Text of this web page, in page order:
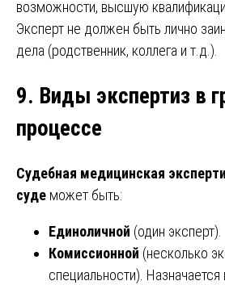
возможности, высшую
Эксперт не должен быть лично
дела (родственник, коллега и т.д.).
9. Виды экспертиз в
процессе
Судебная медицинская
суде может быть:
Единоличной (один эксперт).
Комиссионной (несколько
специальности).